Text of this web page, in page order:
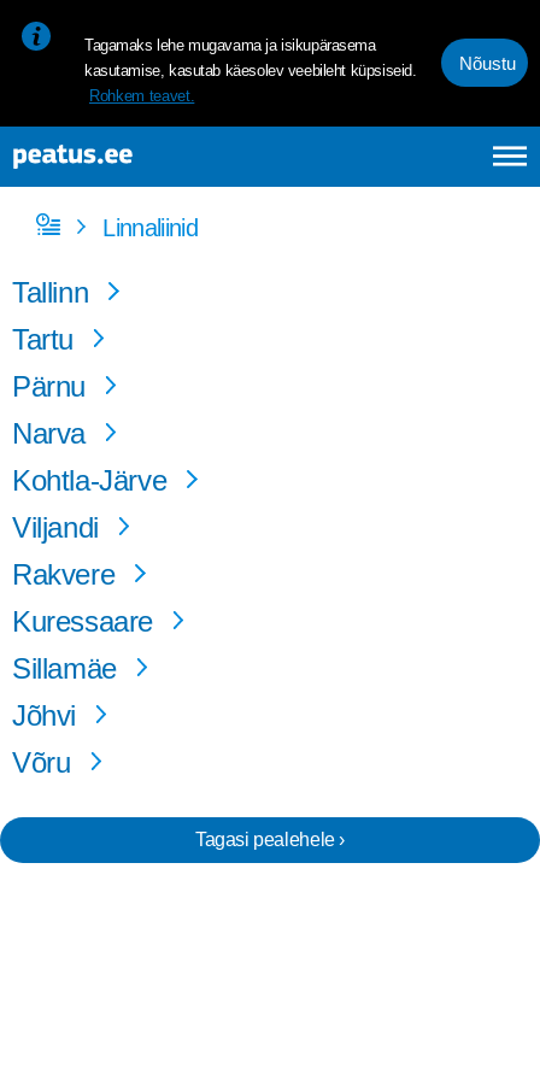
Tagamaks lehe mugavama ja isikupärasema
kasutamise, kasutab käesolev veebileht küpsiseid.
Rohkem teavet.
Nõustu
Linnaliinid
Tallinn
Tartu
Pärnu
Narva
Kohtla-Järve
Viljandi
Rakvere
Kuressaare
Sillamäe
Jõhvi
Võru
Tagasi pealehele ›